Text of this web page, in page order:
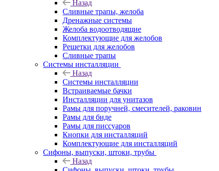
Назад
Сливные трапы, желоба
Дренажные системы
Желоба водоотводящие
Комплектующие для желобов
Решетки для желобов
Сливные трапы
Системы инсталляции
Назад
Системы инсталляции
Встраиваемые бачки
Инсталляции для унитазов
Рамы для поручней, смесителей, раковин
Рамы для биде
Рамы для писсуаров
Кнопки для инсталляций
Комплектующие для инсталляций
Сифоны, выпуски, штоки, трубы
Назад